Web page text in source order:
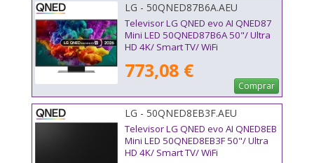
LG - 50QNED87B6A.AEU
Televisor LG QNED evo AI QNED87
Mini LED 50QNED87B6A 50"/ Ultra
HD 4K/ Smart TV/ WiFi
773,08 €
Comprar
LG - 50QNED8EB3F.AEU
Televisor LG QNED evo AI QNED8EB
Mini LED 50QNED8EB3F 50"/ Ultra
HD 4K/ Smart TV/ WiFi